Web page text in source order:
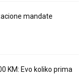
mandate
KM: Evo koliko prima